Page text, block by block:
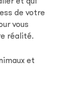
de votre
vous
réalité.
et